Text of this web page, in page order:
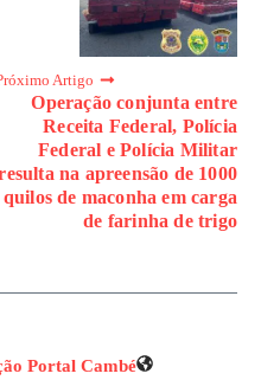
Artigo
Operação conjunta entre
Receita Federal, Polícia
Federal e Polícia Militar
na apreensão de 1000
quilos de maconha em carga
de farinha de trigo
Portal Cambé